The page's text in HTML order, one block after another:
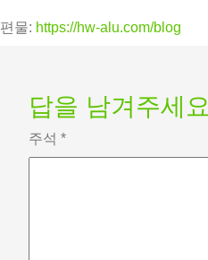
편물: https://hw-alu.com/blog
답을 남겨주세요
주석 *